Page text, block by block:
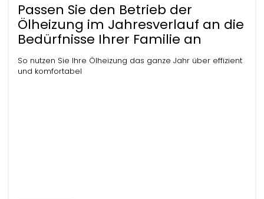
Passen Sie den Betrieb der
Ölheizung im Jahresverlauf an die
Bedürfnisse Ihrer Familie an
So nutzen Sie Ihre Ölheizung das ganze Jahr über effizient
und komfortabel